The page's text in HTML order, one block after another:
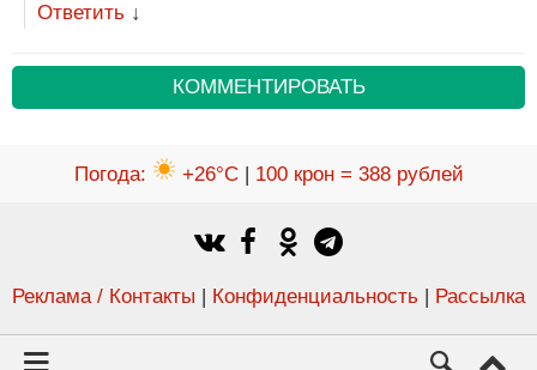
Ответить ↓
КОММЕНТИРОВАТЬ
Погода: +26°C| 100 крон = 388 рублей
Реклама / Контакты | Конфиденциальность | Рассылка